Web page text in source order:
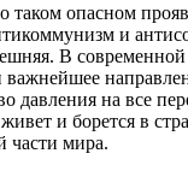
таком опасном
и
В современной
важнейшее
давления на все
и борется в
части мира.